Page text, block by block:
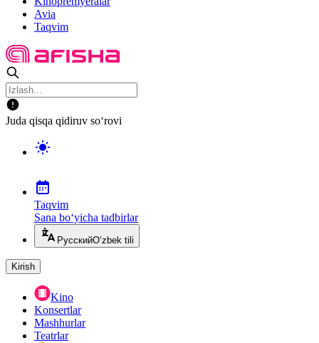
Avia
Taqvim
Juda qisqa qidiruv so‘rovi
Taqvim
Sana bo‘yicha tadbirlar
РусскийO‘zbek tili
Kirish
Kino
Konsertlar
Mashhurlar
Teatrlar